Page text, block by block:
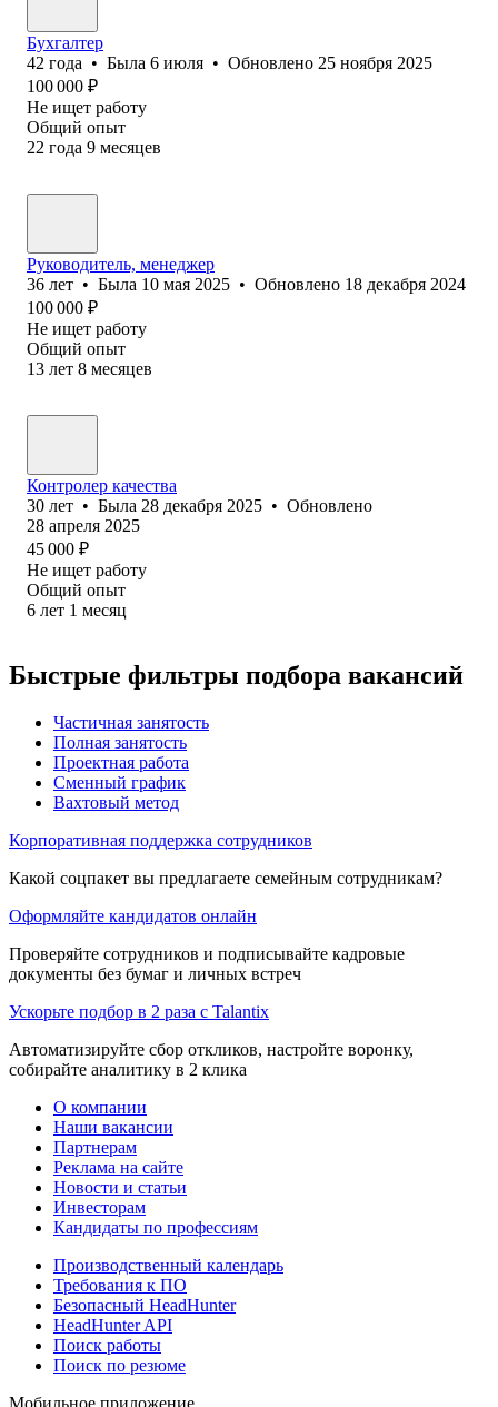
Бухгалтер
42 года • Была 6 июля • Обновлено 25 ноября 2025
100 000 ₽
Не ищет работу
Общий опыт
22 года 9 месяцев
Руководитель, менеджер
36 лет • Была 10 мая 2025 • Обновлено 18 декабря 2024
100 000 ₽
Не ищет работу
Общий опыт
13 лет 8 месяцев
Контролер качества
30 лет • Была 28 декабря 2025 • Обновлено
28 апреля 2025
45 000 ₽
Не ищет работу
Общий опыт
6 лет 1 месяц
Быстрые фильтры подбора вакансий
Частичная занятость
Полная занятость
Проектная работа
Сменный график
Вахтовый метод
Корпоративная поддержка сотрудников
Какой соцпакет вы предлагаете семейным сотрудникам?
Оформляйте кандидатов онлайн
Проверяйте сотрудников и подписывайте кадровые
документы без бумаг и личных встреч
Ускорьте подбор в 2 раза с Talantix
Автоматизируйте сбор откликов, настройте воронку,
собирайте аналитику в 2 клика
О компании
Наши вакансии
Партнерам
Реклама на сайте
Новости и статьи
Инвесторам
Кандидаты по профессиям
Производственный календарь
Требования к ПО
Безопасный HeadHunter
HeadHunter API
Поиск работы
Поиск по резюме
Мобильное приложение